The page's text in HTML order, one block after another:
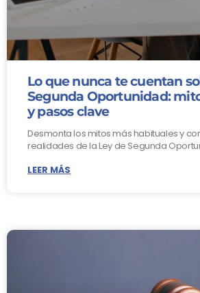
Lo que nunca te cuentan
Segunda Oportunidad:
y pasos clave
Desmonta los mitos más habituales y
realidades de la Ley de Segunda
LEER MÁS